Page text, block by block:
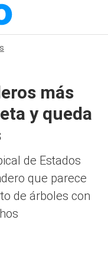
más
y queda
de Estados
que parece
de árboles con